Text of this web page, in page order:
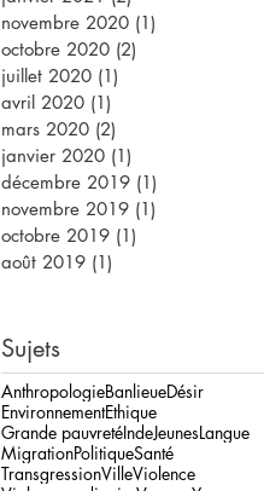
novembre 2020 (1)
octobre 2020 (2)
juillet 2020 (1)
avril 2020 (1)
mars 2020 (2)
janvier 2020 (1)
décembre 2019 (1)
novembre 2019 (1)
octobre 2019 (1)
août 2019 (1)
Sujets
AnthropologieBanlieueDésir
EnvironnementEthique
Grande pauvretéIndeJeunesLangue
MigrationPolitiqueSanté
TransgressionVilleViolence